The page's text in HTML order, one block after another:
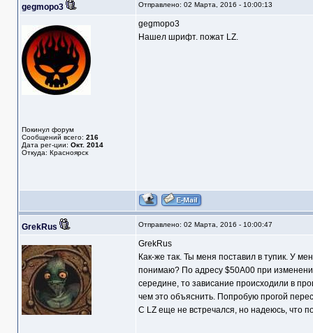
gegmopo3 Отправлено: 02 Марта, 2016 - 10:00:13
Покинул форум
Сообщений всего: 216
Дата рег-ции: Окт. 2014
Откуда: Красноярск
gegmopo3
Нашел шрифт. пожат LZ.
GrekRus Отправлено: 02 Марта, 2016 - 10:00:47
GrekRus
Как-же так. Ты меня поставил в тупик. У
понимаю? По адресу $50А00 при
середине, то зависание происходили в
чем это объяснить. Попробую прогой
С LZ еще не встречался, но надеюсь, что